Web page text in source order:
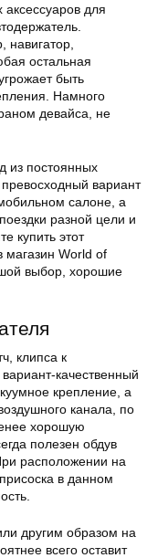
для
остальная
быть
Намного
девайса, не
из постоянных
вариант
салоне, а
разной цели и
купить этот
магазин World of
выбор, хорошие
клипса к
качественный
крепление, а
канала, по
хорошую
полезен обдув
расположении на
в данном
другим образом на
всего оставит